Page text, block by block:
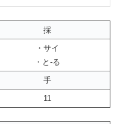
採
・サイ
・と-る
手
11